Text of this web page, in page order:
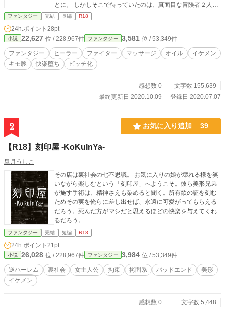
とに。 しかしそこで待っていたのは、真面目な冒険者２人を
快楽を貪る雌へと変貌させる、甘くてドロドロとした淫猥な
施術だった。 シルフィとアステリアは故郷に戻ることも忘れ
てーー ★登場人物紹介★ ・シルフィ ファイターとして前衛
を支える元気っ子。 元気活発で天真爛漫なその性格で相棒の
アステリアを引っ張っていく。 特定の相手がいたことはない
が、人知れず恋に恋い焦がれている。 ・アステリア（アステ
ィ） ヒーラーとして前衛で戦うシルフィを支える少女。 真面
ルフィと他にもう１人いる幼馴染が恋人で、故郷の村で待っ
大人気オイルマッサージ店の知らざれる裏の施術師。 見た目
が醜悪で女性には生理的に受け付けられないような容姿のた
る女性客のリピート指名率は９０％を超えるという。 シルフ
いる。
ファンタジー 完結 長編 R18
24h.ポイント 28pt
小説 22,627 位 / 228,967件 ファンタジー 3,581 位 / 53,349件
ファンタジー ヒーラー ファイター マッサージ オイル
イケメン
キモ豚
快楽堕ち ビッチ化
感想数 0
文字数 155,639
最終更新日 2020.10.09
登録日 2020.07.07
2 お気に入り追加 39
【R18】刻印屋 -KoKuInYa-
皐月うしこ
その店は裏社会の七不思議。 お気に入りの娘が壊れる様を笑
いながら楽しむという「刻印屋」へようこそ。彼ら美形兄弟
が施す手術は、精神さえも染めると聞く。所有欲の証を刻む
ためその実を俺らに差し出せば、永遠に可愛がってもらえる
だろう。死んだ方がマシだと思えるほどの快楽を与えてくれ
るだろう。
ファンタジー 完結 短編 R18
24h.ポイント 21pt
小説 26,028 位 / 228,967件 ファンタジー 3,984 位 / 53,349件
逆ハーレム 裏社会 女主人公 拘束 拷問系 バッドエンド
美形
イケメン
感想数 0
文字数 5,448